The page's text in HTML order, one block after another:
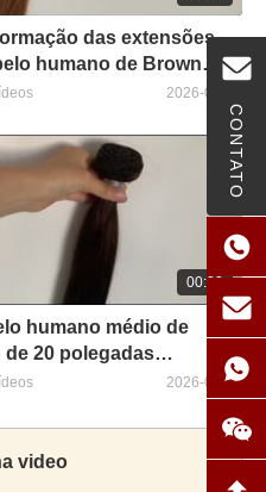
CONTATO
das extensões
humano de Brown
20 polegadas
2026-07-12
00:22
humano médio de
de 20 polegadas
a categoria 12A2026-07-12
video